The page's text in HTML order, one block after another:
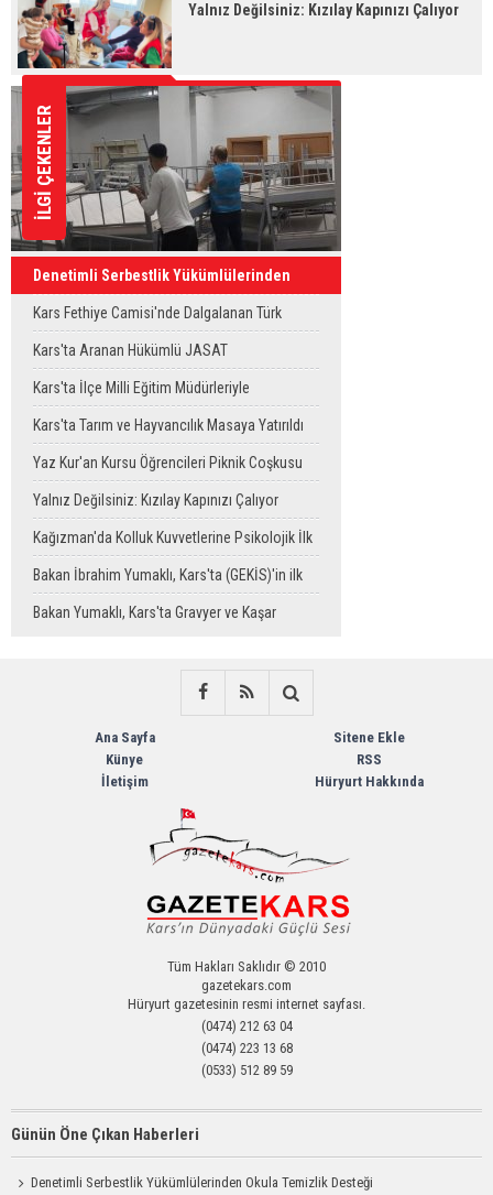
Yalnız Değilsiniz: Kızılay Kapınızı Çalıyor
İLGİ ÇEKENLER
Denetimli Serbestlik Yükümlülerinden
Okula Temizlik Desteği
Kars Fethiye Camisi'nde Dalgalanan Türk
Bayrağı Görenlerin Beğenisini Topladı
Kars'ta Aranan Hükümlü JASAT
Operasyonuyla Yakalandı
Kars'ta İlçe Milli Eğitim Müdürleriyle
Değerlendirme Toplantısı
Kars'ta Tarım ve Hayvancılık Masaya Yatırıldı
Yaz Kur'an Kursu Öğrencileri Piknik Coşkusu
Yaşadı
Yalnız Değilsiniz: Kızılay Kapınızı Çalıyor
Kağızman'da Kolluk Kuvvetlerine Psikolojik İlk
Yardım Eğitimi
Bakan İbrahim Yumaklı, Kars'ta (GEKİS)'in ilk
uygulamasını başlattı
Bakan Yumaklı, Kars'ta Gravyer ve Kaşar
Ana Sayfa
Künye
İletişim
Sitene Ekle
RSS
Hüryurt Hakkında
Tüm Hakları Saklıdır © 2010
gazetekars.com
Hüryurt gazetesinin resmi internet sayfası.
(0474) 212 63 04
(0474) 223 13 68
(0533) 512 89 59
Günün Öne Çıkan Haberleri
Denetimli Serbestlik Yükümlülerinden Okula Temizlik Desteği